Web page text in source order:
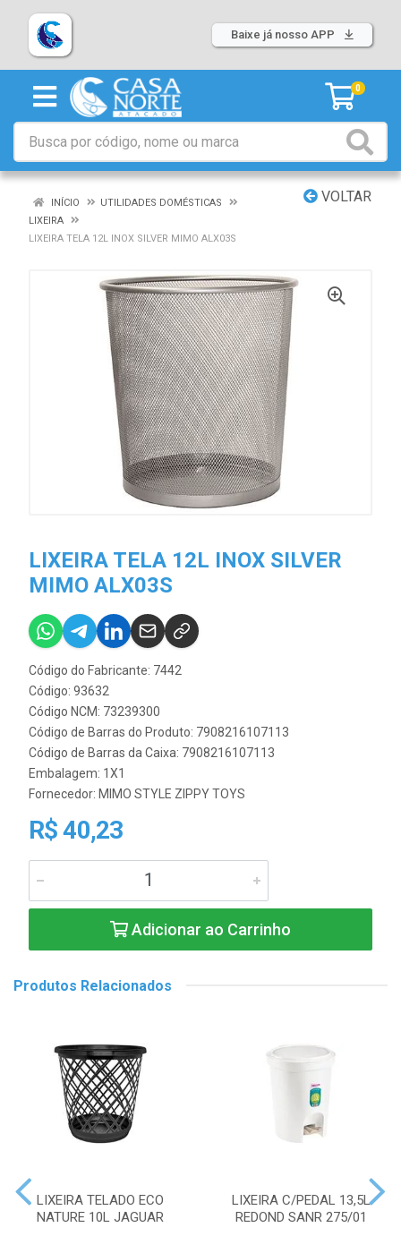
Baixe já nosso APP
0
VOLTAR
INÍCIO
UTILIDADES DOMÉSTICAS
LIXEIRA
LIXEIRA TELA 12L INOX SILVER MIMO ALX03S
LIXEIRA TELA 12L INOX SILVER
MIMO ALX03S
Código do Fabricante: 7442
Código: 93632
Código NCM: 73239300
Código de Barras do Produto: 7908216107113
Código de Barras da Caixa: 7908216107113
Embalagem: 1X1
Fornecedor: MIMO STYLE ZIPPY TOYS
R$ 40,23
Adicionar ao Carrinho
Produtos Relacionados
LIXEIRA TELADO ECO
NATURE 10L JAGUAR
LIXEIRA C/PEDAL 13,5L
REDOND SANR 275/01